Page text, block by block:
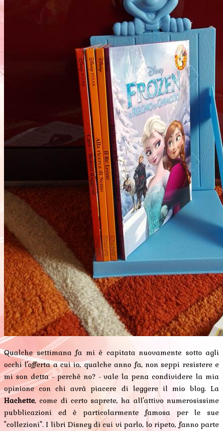
Qualche settimana fa mi è capitata nuovamente sotto agli
occhi l'offerta a cui io, qualche anno fa, non seppi resistere e
mi son detta - perché no? - vale la pena condividere la mia
opinione con chi avrà piacere di leggere il mio blog. La
Hachette, come di certo saprete, ha all'attivo numerosissime
pubblicazioni ed è particolarmente famosa per le sue
"collezioni". I libri Disney di cui vi parlo, lo ripeto, fanno parte